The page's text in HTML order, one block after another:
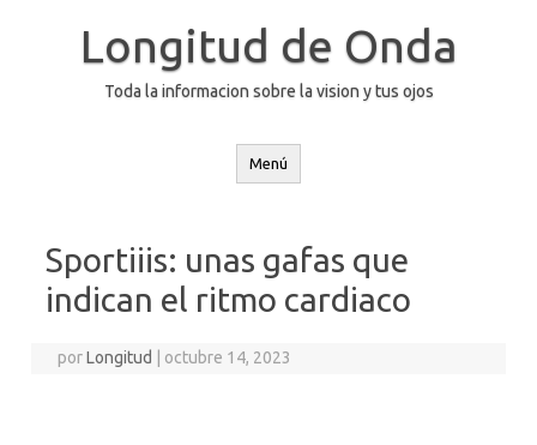
Longitud de Onda
Toda la informacion sobre la vision y tus ojos
Menú
Sportiiis: unas gafas que
indican el ritmo cardiaco
porLongitud octubre 14, 2023